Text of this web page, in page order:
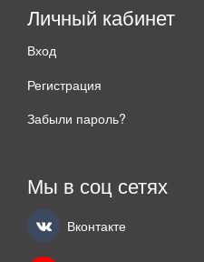
Личный кабинет
Вход
Регистрация
Забыли пароль?
Мы в соц сетях
Вконтакте